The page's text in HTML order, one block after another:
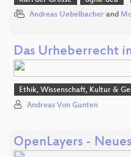
Andreas Uebelbacher and
Das Urheberrecht
Ethik, Wissenschaft, Kultur &
Andreas Von Gunten
OpenLayers -